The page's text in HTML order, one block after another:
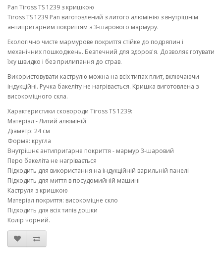
Pan Tiross TS 1239 з кришкою
Tiross TS 1239 Pan виготовлений з литого алюмінію з внутрішнім
антипригарним покриттям з 3-шарового мармуру.
Екологічно чисте мармурове покриття стійке до подряпин і
механічних пошкоджень. Безпечний для здоров'я. Дозволяє готувати
їжу швидко і без прилипання до страв.
Використовувати каструлю можна на всіх типах плит, включаючи
індукційні. Ручка бакеліту не нагрівається. Кришка виготовлена з
високоміцного скла.
Характеристики сковороди Tiross TS 1239:
Матеріал - Литий алюміній
Діаметр: 24 см
Форма: кругла
Внутрішнє антипригарне покриття - мармур 3-шаровий
Перо бакеліта не нагрівається
Підходить для використання на індукційній варильній панелі
Підходить для миття в посудомийній машині
Каструля з кришкою
Матеріал покриття: високоміцне скло
Підходить для всіх типів дошки
Колір чорний.